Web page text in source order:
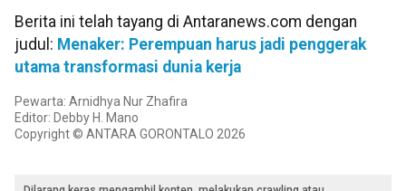
Berita ini telah tayang di Antaranews.com dengan
judul: Menaker: Perempuan harus jadi penggerak
utama transformasi dunia kerja
Pewarta: Arnidhya Nur Zhafira
Editor: Debby H. Mano
Copyright © ANTARA GORONTALO 2026